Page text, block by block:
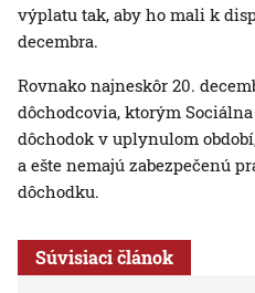
výplatu tak, aby ho mali k
decembra.
Rovnako najneskôr 20.
dôchodcovia, ktorým
dôchodok v uplynulom
a ešte nemajú zabezpečenú
dôchodku.
Súvisiaci článok